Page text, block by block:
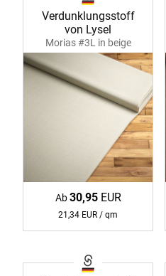
Verdunklungsstoff
von Lysel
Morias #3L in beige
37078
Ab30,95EUR
21,34 EUR / qm